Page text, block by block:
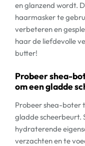
en glanzend wordt.
haarmasker te
verbeteren en
haar de liefdevolle
butter!
Probeer shea-
om een gladde
Probeer shea-boter
gladde scheerbeurt.
hydraterende
verzachten en te